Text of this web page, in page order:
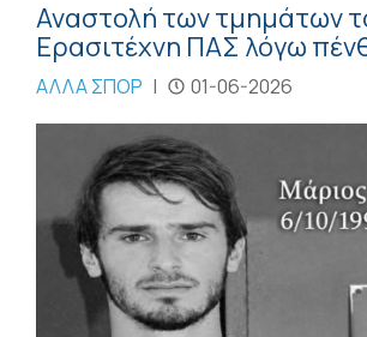
Αναστολή των τμημάτων
Ερασιτέχνη ΠΑΣ λόγω
ΑΛΛΑ ΣΠΟΡ | 01-06-2026